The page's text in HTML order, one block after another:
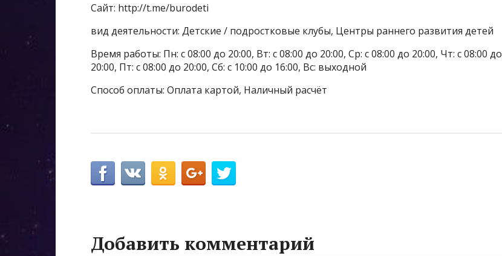
Сайт: http://t.me/burodeti
вид деятельности: Детские / подростковые клубы, Центры раннего развития детей
Время работы: Пн: с 08:00 до 20:00, Вт: с 08:00 до 20:00, Ср: с 08:00 до 20:00, Чт: с 08:00 до
20:00, Пт: с 08:00 до 20:00, Сб: с 10:00 до 16:00, Вс: выходной
Способ оплаты: Оплата картой, Наличный расчёт
Добавить комментарий